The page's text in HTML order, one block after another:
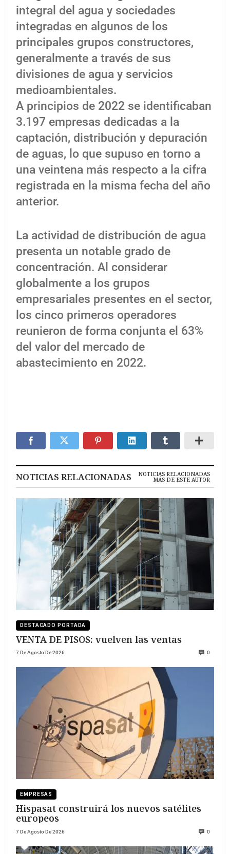
integral del agua y sociedades
integradas en algunos de los
principales grupos constructores,
generalmente a través de sus
divisiones de agua y servicios
medioambientales.
A principios de 2022 se identificaban
3.197 empresas dedicadas a la
captación, distribución y depuración
de aguas, lo que supuso en torno a
una veintena más respecto a la cifra
registrada en la misma fecha del año
anterior.
La actividad de distribución de agua
presenta un notable grado de
concentración. Al considerar
globalmente a los grupos
empresariales presentes en el sector,
los cinco primeros operadores
reunieron de forma conjunta el 63%
del valor del mercado de
abastecimiento en 2022.
NOTICIAS RELACIONADAS NOTICIAS RELACIONADAS
MÁS DE ESTE AUTOR
DESTACADO PORTADA
VENTA DE PISOS: vuelven las ventas
7 De Agosto De 2026 0
EMPRESAS
Hispasat construirá los nuevos satélites
europeos
7 De Agosto De 2026 0